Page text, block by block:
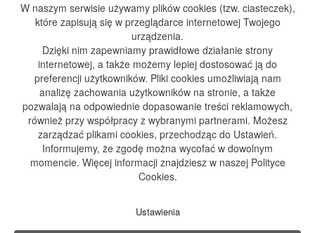
DYSTRYBUCJA WODY
DYSTRYBUCJA GAZU
GALERIA
BLOG
KONTAKT
Adres:
ul. Kościuszki 190
Dane kontaktowe:
W naszym serwisie używamy plików cookies (tzw. ciasteczek),
które zapisują się w przeglądarce internetowej Twojego
urządzenia.
Dzięki nim zapewniamy prawidłowe działanie strony
internetowej, a także możemy lepiej dostosować ją do
preferencji użytkowników. Pliki cookies umożliwiają nam
analizę zachowania użytkowników na stronie, a także
pozwalają na odpowiednie dopasowanie treści reklamowych,
również przy współpracy z wybranymi partnerami. Możesz
zarządzać plikami cookies, przechodząc do Ustawień.
Informujemy, że zgodę można wycofać w dowolnym
momencie. Więcej informacji znajdziesz w naszej Polityce
Cookies.
Ustawienia